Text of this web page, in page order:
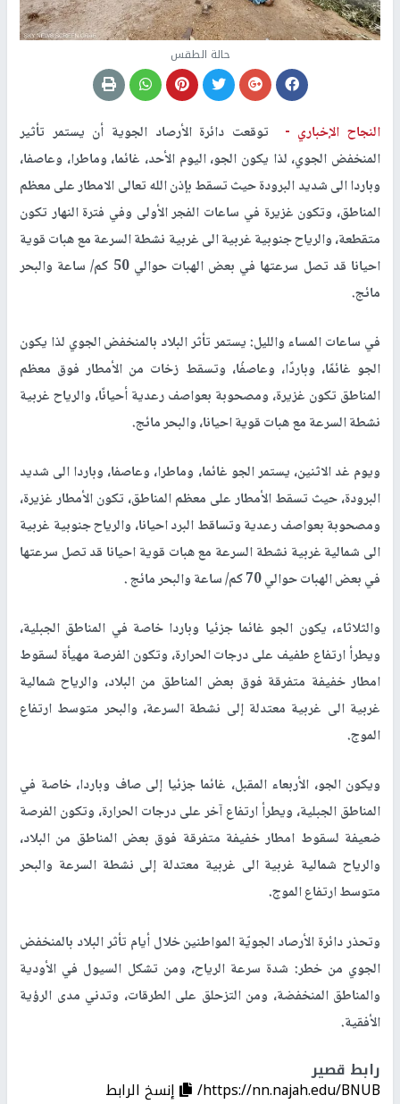
حالة الطقس
النجاح الإخباري -
توقعت دائرة الأرصاد الجوية أن يستمر تأثير
المنخفض الجوي، لذا يكون الجو، اليوم الأحد، غائما، وماطرا، وعاصفا،
وباردا الى شديد البرودة حيث تسقط بإذن الله تعالى الامطار على معظم
المناطق، وتكون غزيرة في ساعات الفجر الأولى وفي فترة النهار تكون
متقطعة، والرياح جنوبية غربية الى غربية نشطة السرعة مع هبات قوية
احيانا قد تصل سرعتها في بعض الهبات حوالي 50 كم/ ساعة والبحر
مائج.
في ساعات المساء والليل: يستمر تأثر البلاد بالمنخفض الجوي لذا يكون
الجو غائمًا، وباردًا، وعاصفُا، وتسقط زخات من الأمطار فوق معظم
المناطق تكون غزيرة، ومصحوبة بعواصف رعدية أحيانًا، والرياح غربية
نشطة السرعة مع هبات قوية احيانا، والبحر مائج.
ويوم غد الاثنين، يستمر الجو غائما، وماطرا، وعاصفا، وباردا الى شديد
البرودة، حيث تسقط الأمطار على معظم المناطق، تكون الأمطار غزيرة،
ومصحوبة بعواصف رعدية وتساقط البرد احيانا، والرياح جنوبية غربية
الى شمالية غربية نشطة السرعة مع هبات قوية احيانا قد تصل سرعتها
في بعض الهبات حوالي 70 كم/ ساعة والبحر مائج .
والثلاثاء، يكون الجو غائما جزئيا وباردا خاصة في المناطق الجبلية،
ويطرأ ارتفاع طفيف على درجات الحرارة، وتكون الفرصة مهيأة لسقوط
امطار خفيفة متفرقة فوق بعض المناطق من البلاد، والرياح شمالية
غربية الى غربية معتدلة إلى نشطة السرعة، والبحر متوسط ارتفاع
الموج.
ويكون الجو، الأربعاء المقبل، غائما جزئيا إلى صاف وباردا، خاصة في
المناطق الجبلية، ويطرأ ارتفاع آخر على درجات الحرارة، وتكون الفرصة
ضعيفة لسقوط امطار خفيفة متفرقة فوق بعض المناطق من البلاد،
والرياح شمالية غربية الى غربية معتدلة إلى نشطة السرعة والبحر
متوسط ارتفاع الموج.
وتحذر دائرة الأرصاد الجويّة المواطنين خلال أيام تأثر البلاد بالمنخفض
الجوي من خطر: شدة سرعة الرياح، ومن تشكل السيول في الأودية
والمناطق المنخفضة، ومن التزحلق على الطرقات، وتدني مدى الرؤية
الأفقية.
رابط قصير
https://nn.najah.edu/BNUB/
إنسخ الرابط